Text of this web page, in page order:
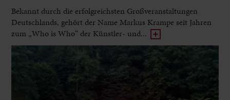
Bekannt durch die erfolgreichsten Großveranstaltungen
Deutschlands, gehört der Name Markus Krampe seit Jahren
zum „Who is Who“ der Künstler- und...